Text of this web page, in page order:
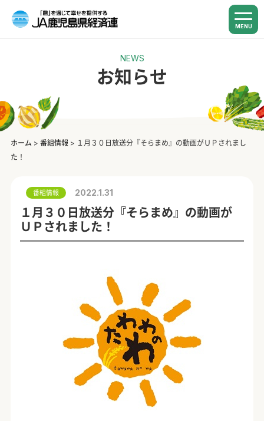
MENU
NEWS
お知らせ
ホーム > 番組情報 > １月３０日放送分『そらまめ』の動画がＵＰされまし
た！
番組情報 2022.1.31
１月３０日放送分『そらまめ』の動画が
ＵＰされました！